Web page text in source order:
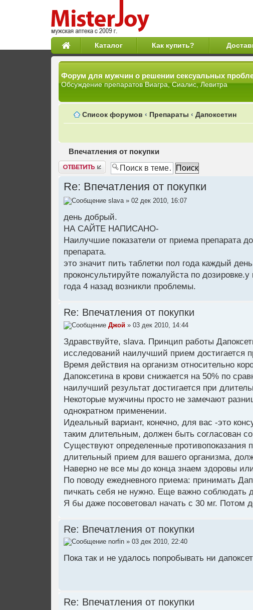
Каталог Как купить?
Форум для мужчин о решении сексуальных
Обсуждение препаратов Виагра, Сиалис, Левитра
Список форумов ‹ Препараты ‹ Дапоксетин
Впечатления от покупки
Ответить
Re: Впечатления от покупки
slava» 02 дек 2010, 16:07
день добрый.
НА САЙТЕ НАПИСАНО-
Наилучшие показатели от приема препарата
препарата.
это значит пить таблетки пол года каждый
проконсультируйте пожалуйста по
года 4 назад возникли проблемы.
Re: Впечатления от покупки
Джой » 03 дек 2010, 14:44
Здравствуйте, slava. Принцип работы
исследований наилучший прием достигается
Время действия на организм относительно
Дапоксетина в крови снижается на 50% по
наилучший результат достигается при
Некоторые мужчины просто не замечают
однократном применении.
Идеальный вариант, конечно, для вас -это
таким длительным, должен быть согласован
Существуют определенные противопоказания
длительный прием для вашего организма,
Наверно не все мы до конца знаем здоровы
По поводу ежедневного приема: принимать
пичкать себя не нужно. Еще важно соблюдать
Я бы даже посоветовал начать с 30 мг. Потом
Re: Впечатления от покупки
norfin » 03 дек 2010, 22:40
Пока так и не удалось попробывать ни
Re: Впечатления от покупки